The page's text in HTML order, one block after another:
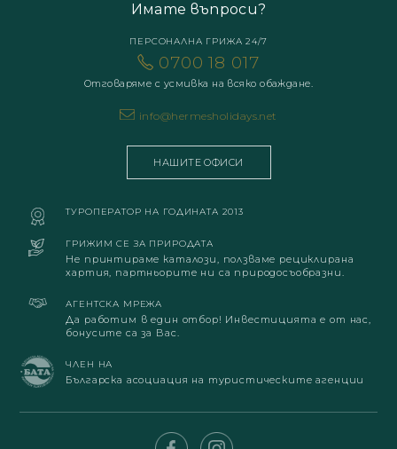
Имате въпроси?
ПЕРСОНАЛНА ГРИЖА 24/7
0700 18 017
Отговаряме с усмивка на всяко обаждане.
info@hermesholidays.net
НАШИТЕ ОФИСИ
ТУРОПЕРАТОР НА ГОДИНАТА 2013
ГРИЖИМ СЕ ЗА ПРИРОДАТА
Не принтираме каталози, ползваме рециклирана
хартия, партньорите ни са природосъобразни.
АГЕНТСКА МРЕЖА
Да работим в един отбор! Инвестицията е от нас,
бонусите са за Вас.
ЧЛЕН НА
Българска асоциация на туристическите агенции